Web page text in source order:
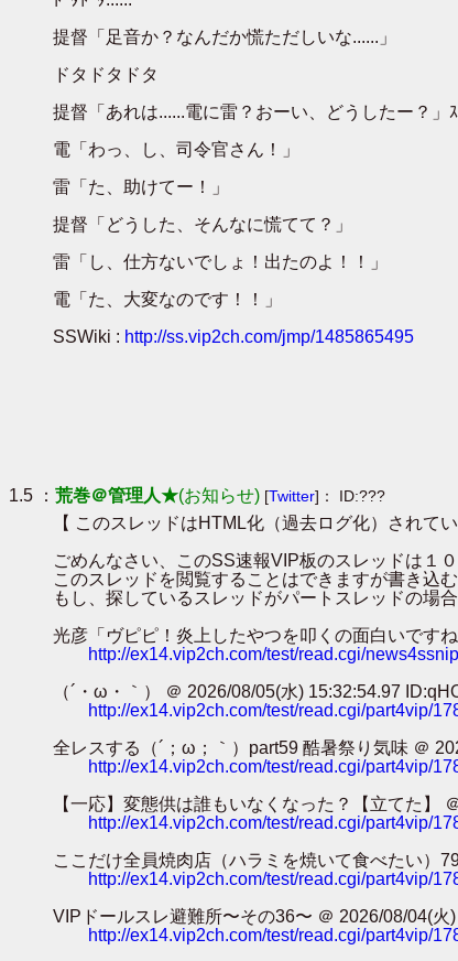
提督「足音か？なんだか慌ただしいな......」
ドタドタドタ
提督「あれは......電に雷？おーい、どうしたー？」ｽ
電「わっ、し、司令官さん！」
雷「た、助けてー！」
提督「どうした、そんなに慌てて？」
雷「し、仕方ないでしょ！出たのよ！！」
電「た、大変なのです！！」
SSWiki : http://ss.vip2ch.com/jmp/1485865495
1.5 ： 荒巻＠管理人★(お知らせ) [Twitter]： ID:???
【 このスレッドはHTML化（過去ログ化）されてい
ごめんなさい、このSS速報VIP板のスレッドは１
このスレッドを閲覧することはできますが書き込
もし、探しているスレッドがパートスレッドの場
光彦「ヴピピ！炎上したやつを叩くの面白いです
http://ex14.vip2ch.com/test/read.cgi/
（´・ω・｀） ＠ 2026/08/05(水) 15:32:54.97
http://ex14.vip2ch.com/test/read.cgi/part4vip/
全レスする（´；ω；｀）part59 酷暑祭り気味 ＠
http://ex14.vip2ch.com/test/read.cgi/part4vip/
【一応】変態供は誰もいなくなった？【立てた】
http://ex14.vip2ch.com/test/read.cgi/part4vip/
ここだけ全員焼肉店（ハラミを焼いて食べたい）
http://ex14.vip2ch.com/test/read.cgi/part4vip/
VIPドールスレ避難所〜その36〜 ＠ 2026/08/04(火
http://ex14.vip2ch.com/test/read.cgi/part4vip/